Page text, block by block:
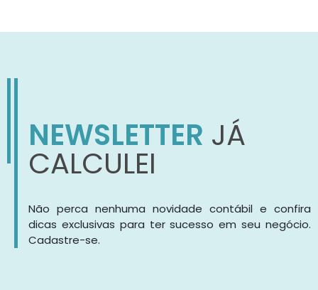
NEWSLETTER JÁ
CALCULEI
Não perca nenhuma novidade contábil e confira
dicas exclusivas para ter sucesso em seu negócio.
Cadastre-se.